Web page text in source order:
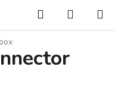
Suchen